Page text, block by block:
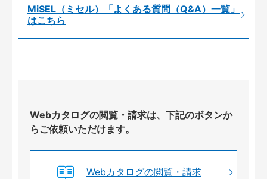
MiSEL（ミセル）「よくある質問（Q&A）一覧」
はこちら
Webカタログの閲覧・請求は、下記のボタンか
らご依頼いただけます。
Webカタログの閲覧・請求